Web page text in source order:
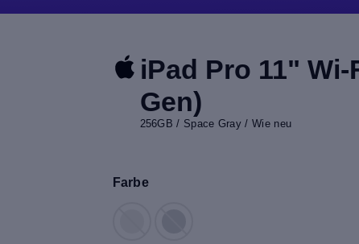
iPad Pro 11"
Gen)
256GB / Space Gray / Wie neu
Farbe